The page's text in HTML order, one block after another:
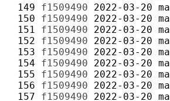
149 f1509490 2022-03-20
150 f1509490 2022-03-20
151 f1509490 2022-03-20
152 f1509490 2022-03-20
153 f1509490 2022-03-20
154 f1509490 2022-03-20
155 f1509490 2022-03-20
156 f1509490 2022-03-20
157 f1509490 2022-03-20